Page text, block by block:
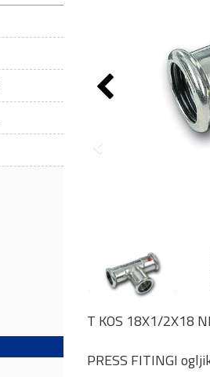
T KOS 18X1/2X18
PRESS FITINGI